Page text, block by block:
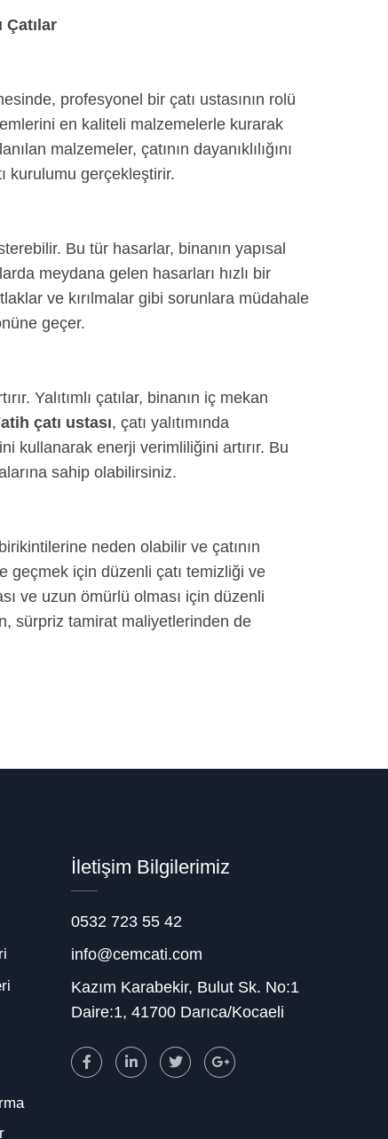
Çatılar
profesyonel bir çatı ustasının rolü
en kaliteli malzemelerle kurarak
malzemeler, çatının dayanıklılığını
kurulumu gerçekleştirir.
Bu tür hasarlar, binanın yapısal
meydana gelen hasarları hızlı bir
ve kırılmalar gibi sorunlara müdahale
geçer.
Yalıtımlı çatılar, binanın iç mekan
çatı ustası, çatı yalıtımında
kullanarak enerji verimliliğini artırır. Bu
sahip olabilirsiniz.
neden olabilir ve çatının
geçmek için düzenli çatı temizliği ve
ve uzun ömürlü olması için düzenli
sürpriz tamirat maliyetlerinden de
İletişim Bilgilerimiz
0532 723 55 42
info@cemcati.com
Kazım Karabekir, Bulut Sk. No:1
Daire:1, 41700 Darıca/Kocaeli